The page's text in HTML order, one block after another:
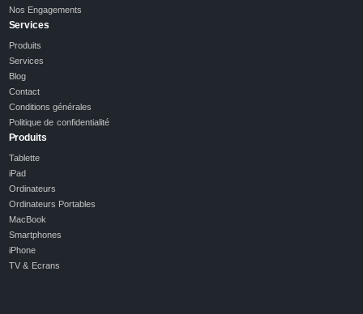
Nos Engagements
Services
Produits
Services
Blog
Contact
Conditions générales
Politique de confidentialité
Produits
Tablette
iPad
Ordinateurs
Ordinateurs Portables
MacBook
Smartphones
iPhone
TV & Ecrans